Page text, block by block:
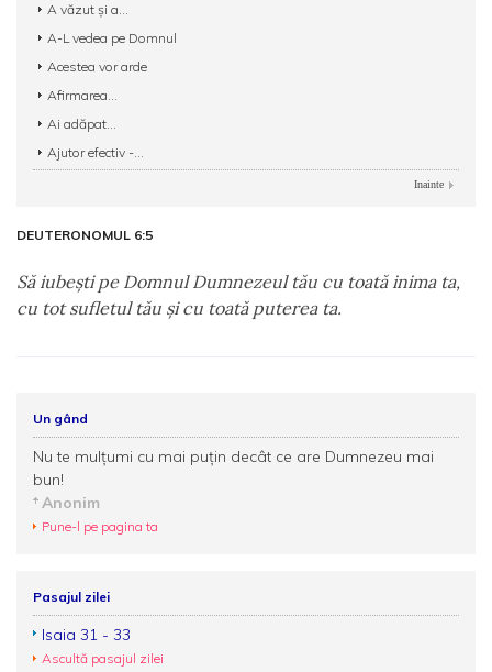
A văzut și a...
A-L vedea pe Domnul
Acestea vor arde
Afirmarea...
Ai adăpat...
Ajutor efectiv -...
Inainte
DEUTERONOMUL 6:5
Să iubeşti pe Domnul Dumnezeul tău cu toată inima ta,
cu tot sufletul tău şi cu toată puterea ta.
Un gând
Nu te mulţumi cu mai puţin decât ce are Dumnezeu mai
bun!
Anonim
Pune-l pe pagina ta
Pasajul zilei
Isaia 31 - 33
Ascultă pasajul zilei